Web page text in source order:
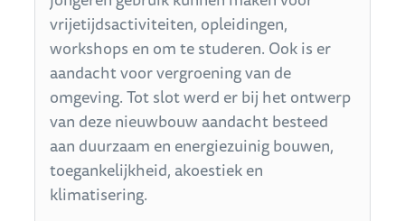
vrijetijdsactiviteiten, opleidingen,
workshops en om te studeren. Ook is er
aandacht voor vergroening van de
omgeving. Tot slot werd er bij het ontwerp
van deze nieuwbouw aandacht besteed
aan duurzaam en energiezuinig bouwen,
toegankelijkheid, akoestiek en
klimatisering.